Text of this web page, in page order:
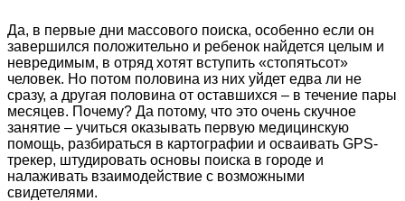
Да, в первые дни массового поиска, особенно если он
завершился положительно и ребенок найдется целым и
невредимым, в отряд хотят вступить «стопятьсот»
человек. Но потом половина из них уйдет едва ли не
сразу, а другая половина от оставшихся – в течение пары
месяцев. Почему? Да потому, что это очень скучное
занятие – учиться оказывать первую медицинскую
помощь, разбираться в картографии и осваивать GPS-
трекер, штудировать основы поиска в городе и
налаживать взаимодействие с возможными
свидетелями.